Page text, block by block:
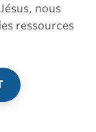
nous
ressources